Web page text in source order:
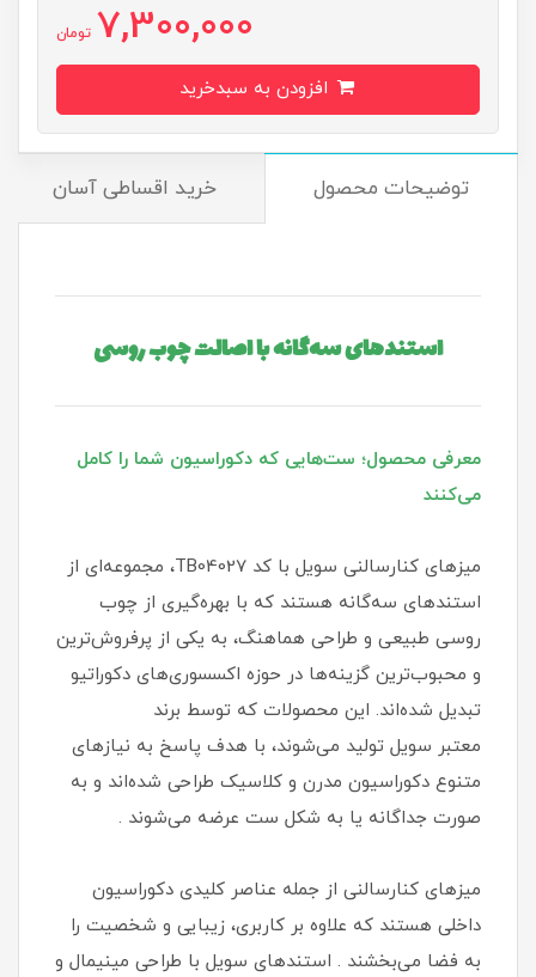
7,300,000 تومان
توضیحات محصول خرید اقساطی آسان
استندهای سه‌گانه با اصالت چوب روسی
معرفی محصول؛ ست‌هایی که دکوراسیون شما را کامل
می‌کنند
میزهای کنارسالنی سویل با کد TB04027، مجموعه‌ای از
استندهای سه‌گانه هستند که با بهره‌گیری از چوب
روسی طبیعی و طراحی هماهنگ، به یکی از پرفروش‌ترین
و محبوب‌ترین گزینه‌ها در حوزه اکسسوری‌های دکوراتیو
تبدیل شده‌اند. این محصولات که توسط برند
معتبر سویل تولید می‌شوند، با هدف پاسخ به نیازهای
متنوع دکوراسیون مدرن و کلاسیک طراحی شده‌اند و به
صورت جداگانه یا به شکل ست عرضه می‌شوند .
میزهای کنارسالنی از جمله عناصر کلیدی دکوراسیون
داخلی هستند که علاوه بر کاربری، زیبایی و شخصیت را
به فضا می‌بخشند . استندهای سویل با طراحی مینیمال و